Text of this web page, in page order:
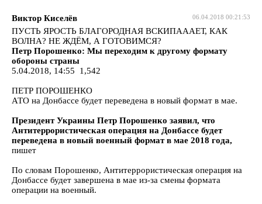
06.04.2018 00:21:53
Виктор Киселёв
ПУСТЬ ЯРОСТЬ БЛАГОРОДНАЯ ВСКИПАААЕТ, КАК
ВОЛНА? НЕ ЖДЁМ, А ГОТОВИМСЯ?
Петр Порошенко: Мы переходим к другому формату
обороны страны
5.04.2018, 14:55 1,542
ПЕТР ПОРОШЕНКО
АТО на Донбассе будет переведена в новый формат в мае.
Президент Украины Петр Порошенко заявил, что
Антитеррористическая операция на Донбассе будет
переведена в новый военный формат в мае 2018 года,
пишет
По словам Порошенко, Антитеррористическая операция на
Донбассе будет завершена в мае из-за смены формата
операции на военный.